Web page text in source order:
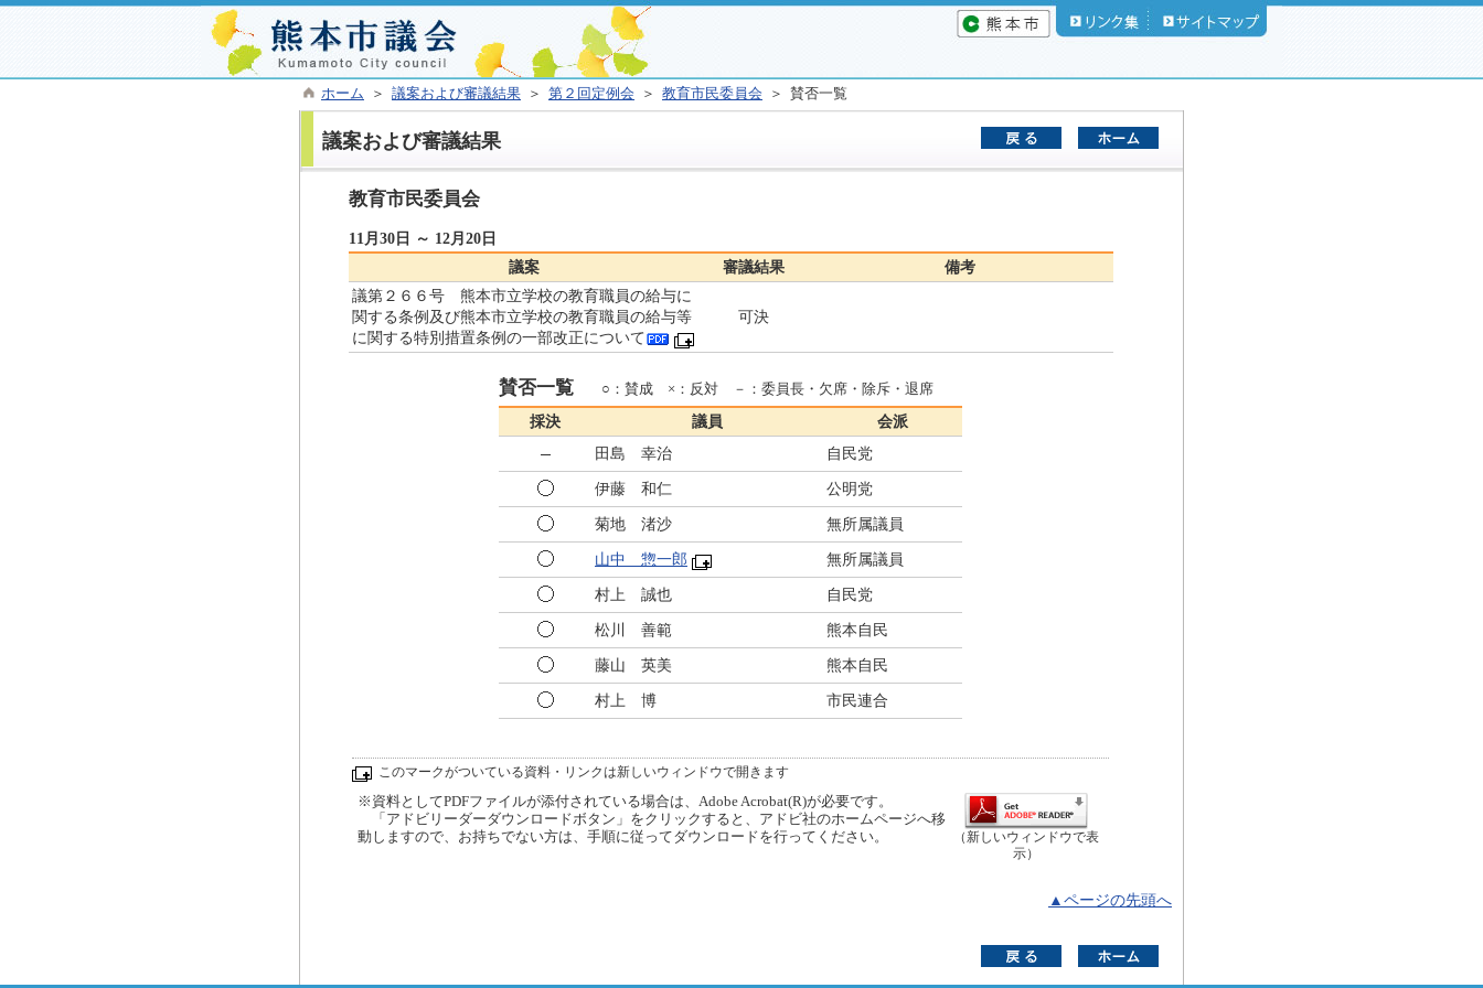
ホーム ＞ 議案および審議結果 ＞ 第２回定例会 ＞ 教育市民委員会 ＞ 賛否一覧
議案および審議結果
教育市民委員会
11月30日 ～ 12月20日
議案
審議結果
備考
議第２６６号 熊本市立学校の教育職員の給与に
関する条例及び熊本市立学校の教育職員の給与等
に関する特別措置条例の一部改正について
可決
賛否一覧 ○：賛成 ×：反対 －：委員長・欠席・除斥・退席
採決 議員
会派
田島 幸治
自民党
伊藤 和仁 公明党
菊地 渚沙 無所属議員
山中 惣一郎 無所属議員
村上 誠也 自民党
松川 善範 熊本自民
藤山 英美 熊本自民
村上 博 市民連合
このマークがついている資料・リンクは新しいウィンドウで開きます
※資料としてPDFファイルが添付されている場合は、Adobe Acrobat(R)が必要です。
「アドビリーダーダウンロードボタン」をクリックすると、アドビ社のホームページへ移
動しますので、お持ちでない方は、手順に従ってダウンロードを行ってください。
（新しいウィンドウで表
示）
▲ページの先頭へ